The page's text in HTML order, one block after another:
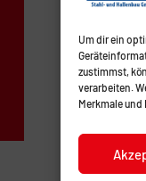
Um dir ein
zustimmst,
verarbeiten.
Merkmale